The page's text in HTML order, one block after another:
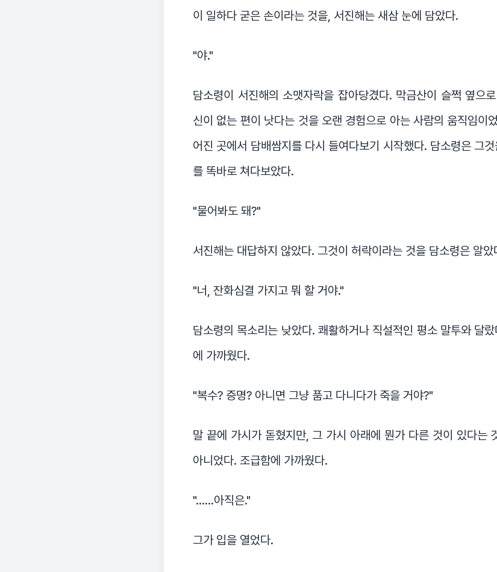
이 일하다 굳은 손이라는 것을, 서진해는 새삼 눈에 담았다.
"야."
담소령이 서진해의 소맷자락을 잡아당겼다. 막금산이 슬쩍 옆으
신이 없는 편이 낫다는 것을 오랜 경험으로 아는 사람의 움직임이
어진 곳에서 담배쌈지를 다시 들여다보기 시작했다. 담소령은 그
를 똑바로 쳐다보았다.
"물어봐도 돼?"
서진해는 대답하지 않았다. 그것이 허락이라는 것을 담소령은 알았
"너, 잔화심결 가지고 뭐 할 거야."
담소령의 목소리는 낮았다. 쾌활하거나 직설적인 평소 말투와 달
에 가까웠다.
"복수? 증명? 아니면 그냥 품고 다니다가 죽을 거야?"
말 끝에 가시가 돋혔지만, 그 가시 아래에 뭔가 다른 것이 있다는
아니었다. 조급함에 가까웠다.
"……아직은."
그가 입을 열었다.